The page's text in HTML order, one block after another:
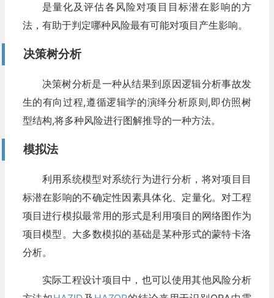
是量化及评估各风险对项目目标潜在影响的方
法，有助于判定哪种风险最有可能对项目产生影响。
决策树分析
决策树分析是一种从结果到原因逻辑分析事故发
生的有向过程,遵循逻辑学的演绎分析原则,即仿照树
型结构,将多种风险进行图解推导的一种方法。
模拟法
利用系统模型对系统行为进行分析，将对项目目
标潜在影响的不确定性因素具体化、定量化。对工程
项目进行模拟最常用的形式是利用项目的网络图作为
项目模型。大多数模拟的基础是某种形式的蒙特卡洛
分析。
实际工程设计项目中，也可以使用其他风险分析